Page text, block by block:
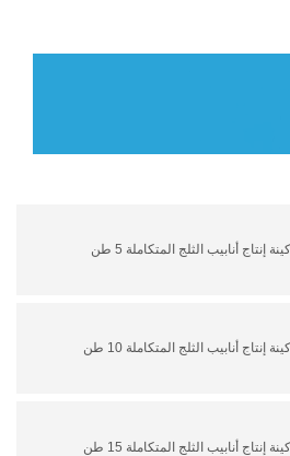
إنتاج أنابيب الثلج المتكاملة 5 طن
إنتاج أنابيب الثلج المتكاملة 10 طن
إنتاج أنابيب الثلج المتكاملة 15 طن